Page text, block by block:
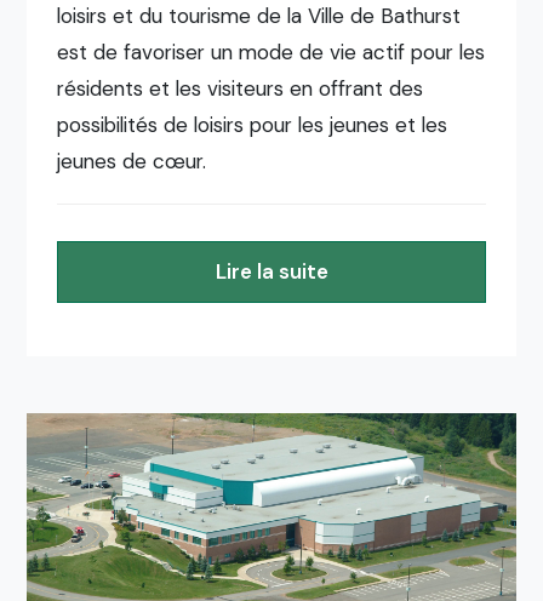
loisirs et du tourisme de la Ville de Bathurst
est de favoriser un mode de vie actif pour les
résidents et les visiteurs en offrant des
possibilités de loisirs pour les jeunes et les
jeunes de cœur.
Lire la suite